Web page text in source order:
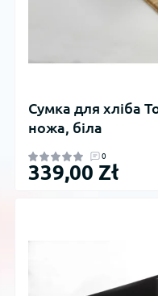
Сумка для хліба
ножа, біла
0
339,00 Zł